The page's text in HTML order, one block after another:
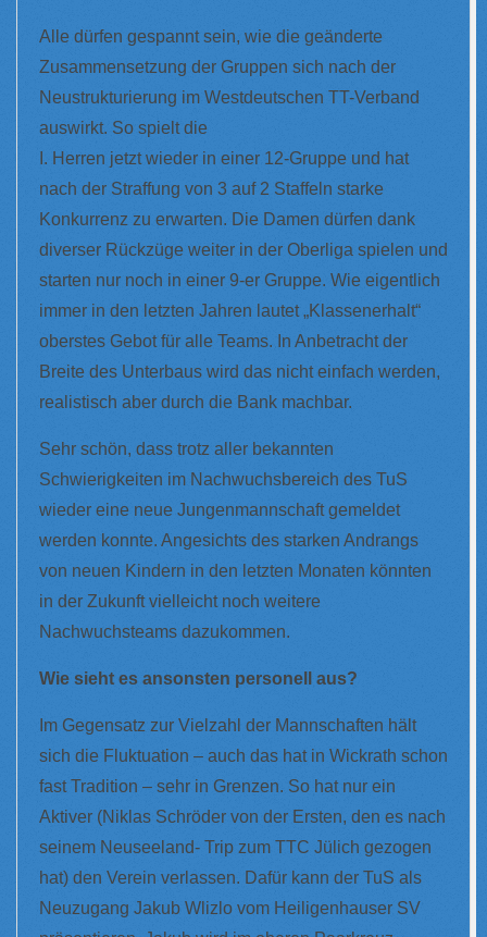
Alle dürfen gespannt sein, wie die geänderte
Zusammensetzung der Gruppen sich nach der
Neustrukturierung im Westdeutschen TT-Verband
auswirkt. So spielt die
I. Herren jetzt wieder in einer 12-Gruppe und hat
nach der Straffung von 3 auf 2 Staffeln starke
Konkurrenz zu erwarten. Die Damen dürfen dank
diverser Rückzüge weiter in der Oberliga spielen und
starten nur noch in einer 9-er Gruppe. Wie eigentlich
immer in den letzten Jahren lautet „Klassenerhalt“
oberstes Gebot für alle Teams. In Anbetracht der
Breite des Unterbaus wird das nicht einfach werden,
realistisch aber durch die Bank machbar.
Sehr schön, dass trotz aller bekannten
Schwierigkeiten im Nachwuchsbereich des TuS
wieder eine neue Jungenmannschaft gemeldet
werden konnte. Angesichts des starken Andrangs
von neuen Kindern in den letzten Monaten könnten
in der Zukunft vielleicht noch weitere
Nachwuchsteams dazukommen.
Wie sieht es ansonsten personell aus?
Im Gegensatz zur Vielzahl der Mannschaften hält
sich die Fluktuation – auch das hat in Wickrath schon
fast Tradition – sehr in Grenzen. So hat nur ein
Aktiver (Niklas Schröder von der Ersten, den es nach
seinem Neuseeland- Trip zum TTC Jülich gezogen
hat) den Verein verlassen. Dafür kann der TuS als
Neuzugang Jakub Wlizlo vom Heiligenhauser SV